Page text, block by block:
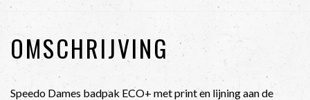
OMSCHRIJVING
Speedo Dames badpak ECO+ met print en lijning aan de